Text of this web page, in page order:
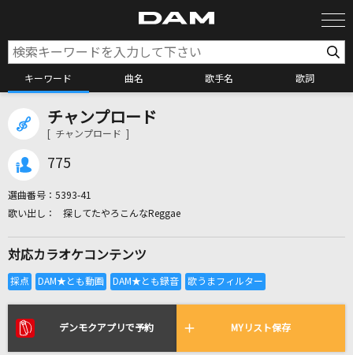
キーワード 曲名 歌手名 歌詞
カラオケ検索
全国りれき
リアルタイムで歌われている曲の一覧
チャンプロード
[ チャンプロード ]
775
選曲番号： 5393-41
探してたやろこんなReggae
対応カラオケコンテンツ
デンモクアプリで予約 MYリスト保存